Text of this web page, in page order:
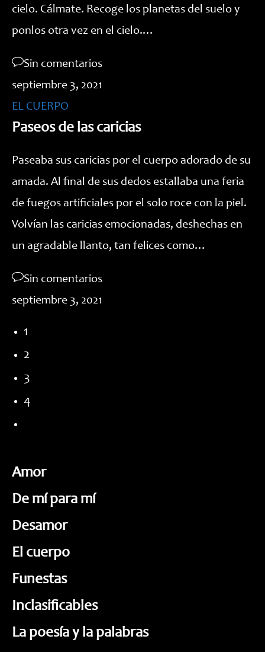
cielo. Cálmate. Recoge los planetas del suelo y
ponlos otra vez en el cielo.…
Sin comentarios
septiembre 3, 2021
EL CUERPO
Paseos de las caricias
Paseaba sus caricias por el cuerpo adorado de su
amada. Al final de sus dedos estallaba una feria
de fuegos artificiales por el solo roce con la piel.
Volvían las caricias emocionadas, deshechas en
un agradable llanto, tan felices como…
Sin comentarios
septiembre 3, 2021
1
2
3
4
siguiente
Amor
De mí para mí
Desamor
El cuerpo
Funestas
Inclasificables
La poesía y la palabras